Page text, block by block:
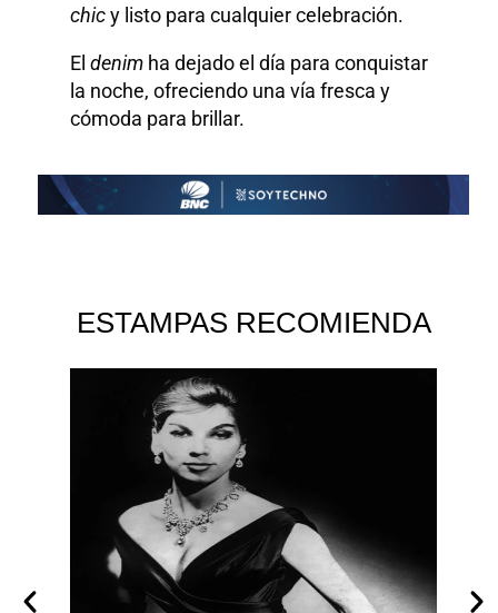
chicy listo para cualquier celebración.
Eldenim ha dejado el día para conquistar
la noche, ofreciendo una vía fresca y
cómoda para brillar.
ESTAMPAS RECOMIENDA